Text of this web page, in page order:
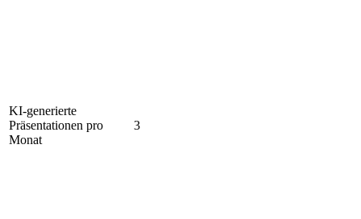
KI-generierte
Präsentationen pro
Monat
3